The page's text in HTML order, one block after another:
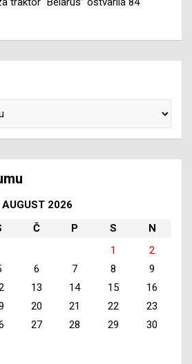
AUGUST 2026
Č P S
N
1
2
6 7 8
9
13 14 15
16
20 21 22
23
27 28 29
30